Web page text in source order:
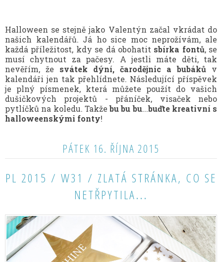
Halloween se stejně jako Valentýn začal vkrádat do
našich kalendářů. Já ho sice moc neprožívám, ale
každá příležitost, kdy se dá obohatit sbírka fontů, se
musí chytnout za pačesy. A jestli máte děti, tak
nevěřím, že svátek dýní, čarodějnic a bubáků v
kalendáři jen tak přehlídnete. Následující příspěvek
je plný písmenek, která můžete použít do vašich
dušičkových projektů - přáníček, visaček nebo
pytlíčků na koledu. Takžebu bu bu...buďte kreativní s
halloweenskými fonty!
PÁTEK 16. ŘÍJNA 2015
PL 2015 / W31 / ZLATÁ STRÁNKA, CO SE
NETŘPYTILA...